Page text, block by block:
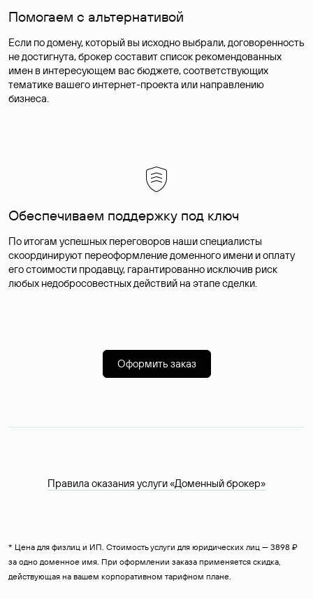
Помогаем с альтернативой
Если по домену, который вы исходно выбрали, договоренность
не достигнута, брокер составит список рекомендованных
имен в интересующем вас бюджете, соответствующих
тематике вашего интернет-проекта или направлению
бизнеса.
Обеспечиваем поддержку под ключ
По итогам успешных переговоров наши специалисты
скоординируют переоформление доменного имени и оплату
его стоимости продавцу, гарантированно исключив риск
любых недобросовестных действий на этапе сделки.
Оформить заказ
Правила оказания услуги «Доменный брокер»
* Цена для физлиц и ИП. Стоимость услуги для юридических лиц — 3898 ₽
за одно доменное имя. При оформлении заказа применяется скидка,
действующая на вашем корпоративном тарифном плане.